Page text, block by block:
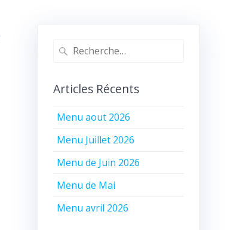
Recherche
Articles Récents
Menu aout 2026
Menu Juillet 2026
Menu de Juin 2026
Menu de Mai
Menu avril 2026